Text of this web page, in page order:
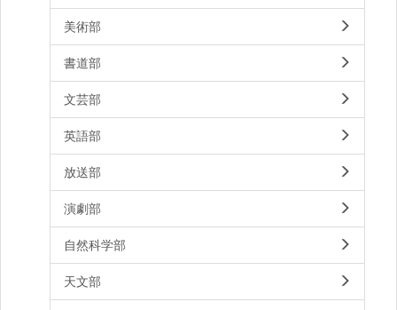
美術部
書道部
文芸部
英語部
放送部
演劇部
自然科学部
天文部